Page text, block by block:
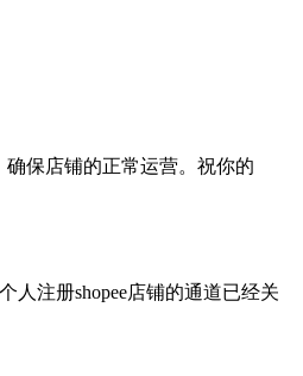
保店铺的正常运营。祝你的
人注册shopee店铺的通道已经关